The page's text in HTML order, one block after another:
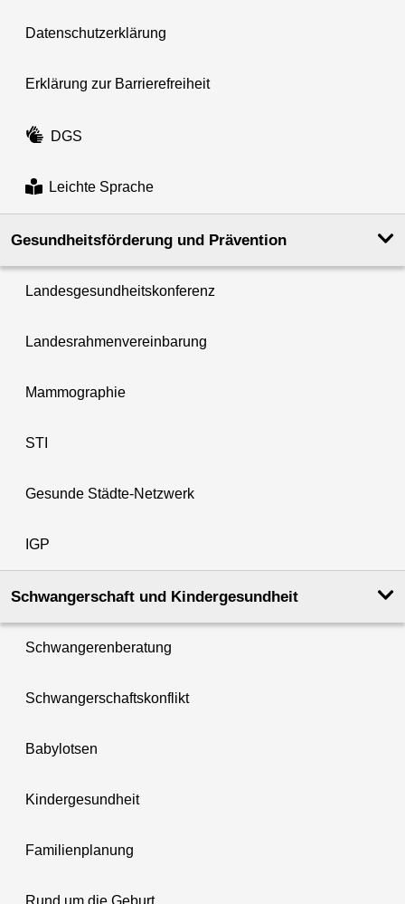
Datenschutzerklärung
Erklärung zur Barrierefreiheit
DGS
Leichte Sprache
Gesundheits­förderung und Prävention
Landesgesundheitskonferenz
Landesrahmenvereinbarung
Mammographie
STI
Gesunde Städte-Netzwerk
IGP
Schwanger­schaft und Kinder­­gesundheit
Schwangerenberatung
Schwangerschaftskonflikt
Babylotsen
Kindergesundheit
Familienplanung
Rund um die Geburt